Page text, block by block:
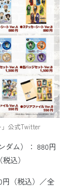
公式Twitter
ダム）： 880円
込）
円（税込）／全